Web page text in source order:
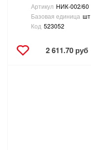
Артикул НИК-002/60
Базовая единица шт
Код 523052
2 611.70 руб